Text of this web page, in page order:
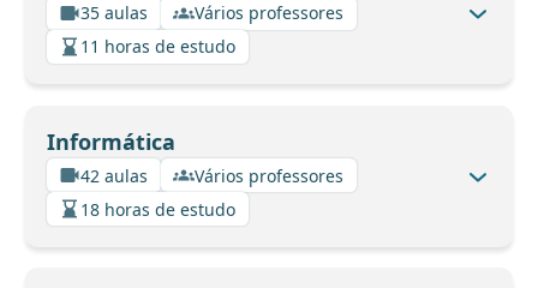
35 aulas
Vários professores
11 horas de estudo
Informática
42 aulas
Vários professores
18 horas de estudo